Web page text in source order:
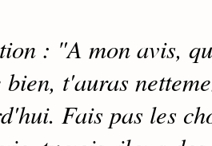
: "A mon avis,
t'auras
Fais pas les